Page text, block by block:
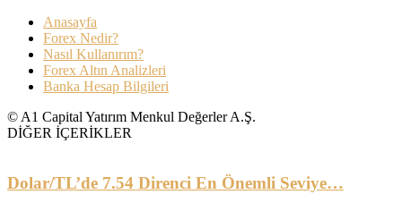
Anasayfa
Forex Nedir?
Nasıl Kullanırım?
Forex Altın Analizleri
Banka Hesap Bilgileri
© A1 Capital Yatırım Menkul Değerler A.Ş.
DİĞER İÇERİKLER
Dolar/TL’de 7.54 Direnci En Önemli Seviye…